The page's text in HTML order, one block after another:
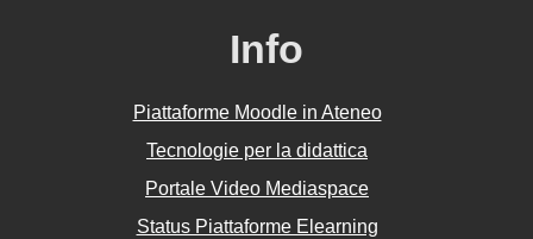
Info
Piattaforme Moodle in Ateneo
Tecnologie per la didattica
Portale Video Mediaspace
Status Piattaforme Elearning